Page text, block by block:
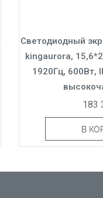
Светодиодный
kingaurora,
1920Гц, 600Вт,
183
В